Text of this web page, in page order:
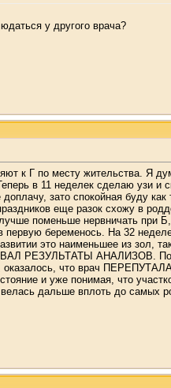
у другого врача?
к Г по месту жительства. Я
в 11 неделек сделаю узи и
зато спокойная буду как
еще разок схожу в
поменьше нервничать при
первую беременось. На 32
это наименьшее из зол,
РЕЗУЛЬТАТЫ АНАЛИЗОВ. Потом,
оказалось, что врач
и уже понимая, что
дальше вплоть до самых